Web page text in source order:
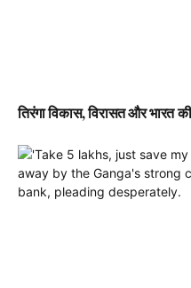
तिरंगा विकास, विरासत और भारत